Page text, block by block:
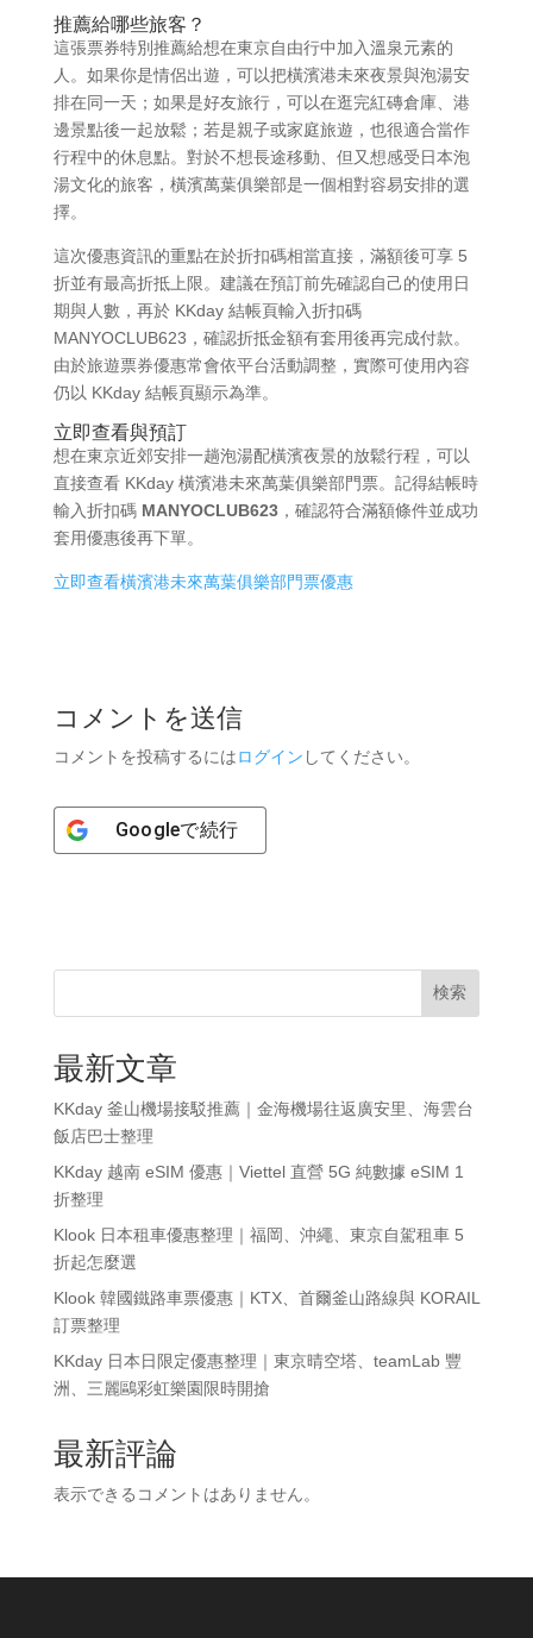
推薦給哪些旅客？
這張票券特別推薦給想在東京自由行中加入溫泉元素的
人。如果你是情侶出遊，可以把橫濱港未來夜景與泡湯安
排在同一天；如果是好友旅行，可以在逛完紅磚倉庫、港
邊景點後一起放鬆；若是親子或家庭旅遊，也很適合當作
行程中的休息點。對於不想長途移動、但又想感受日本泡
湯文化的旅客，橫濱萬葉俱樂部是一個相對容易安排的選
擇。
這次優惠資訊的重點在於折扣碼相當直接，滿額後可享 5
折並有最高折抵上限。建議在預訂前先確認自己的使用日
期與人數，再於 KKday 結帳頁輸入折扣碼
MANYOCLUB623，確認折抵金額有套用後再完成付款。
由於旅遊票券優惠常會依平台活動調整，實際可使用內容
仍以 KKday 結帳頁顯示為準。
立即查看與預訂
想在東京近郊安排一趟泡湯配橫濱夜景的放鬆行程，可以
直接查看 KKday 橫濱港未來萬葉俱樂部門票。記得結帳時
輸入折扣碼 MANYOCLUB623，確認符合滿額條件並成功
套用優惠後再下單。
立即查看橫濱港未來萬葉俱樂部門票優惠
コメントを送信
コメントを投稿するにはログイン してください。
Googleで続行
検索
最新文章
KKday 釜山機場接駁推薦｜金海機場往返廣安里、海雲台
飯店巴士整理
KKday 越南 eSIM 優惠｜Viettel 直營 5G 純數據 eSIM 1
折整理
Klook 日本租車優惠整理｜福岡、沖繩、東京自駕租車 5
折起怎麼選
Klook 韓國鐵路車票優惠｜KTX、首爾釜山路線與 KORAIL
訂票整理
KKday 日本日限定優惠整理｜東京晴空塔、teamLab 豐
洲、三麗鷗彩虹樂園限時開搶
最新評論
表示できるコメントはありません。